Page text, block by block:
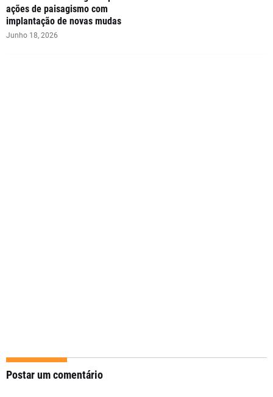
ações de paisagismo com
implantação de novas mudas
Junho 18, 2026
Postar um comentário